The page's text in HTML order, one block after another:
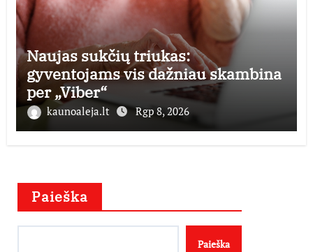
Naujas sukčių triukas:
gyventojams vis dažniau skambina
per „Viber“
kaunoaleja.lt Rgp 8, 2026
Paieška
Paieška